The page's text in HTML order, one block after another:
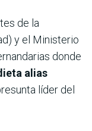
de la
y el Ministerio
donde
alias
líder del